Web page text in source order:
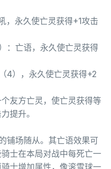
，永久使亡灵获得+1攻击
：亡语，永久使亡灵获得
4），永久使亡灵获得+2
个友方亡灵，使亡灵获得等
提升。
铺场随从。其亡语效果可
骑士在本局对战中每死亡一
士增加属性，像滚雪球一